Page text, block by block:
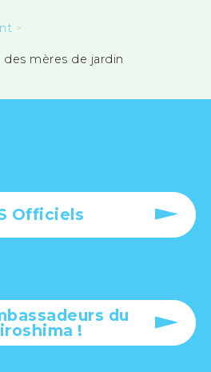
des mères de jardin
Officiels
du
!